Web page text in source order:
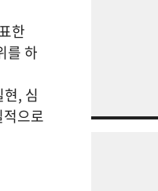
한
를 하
, 심
으로